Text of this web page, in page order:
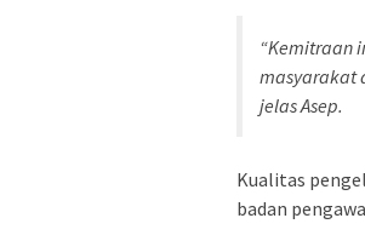
“Kemitraan
masyarakat
jelas Asep.
Kualitas
badan